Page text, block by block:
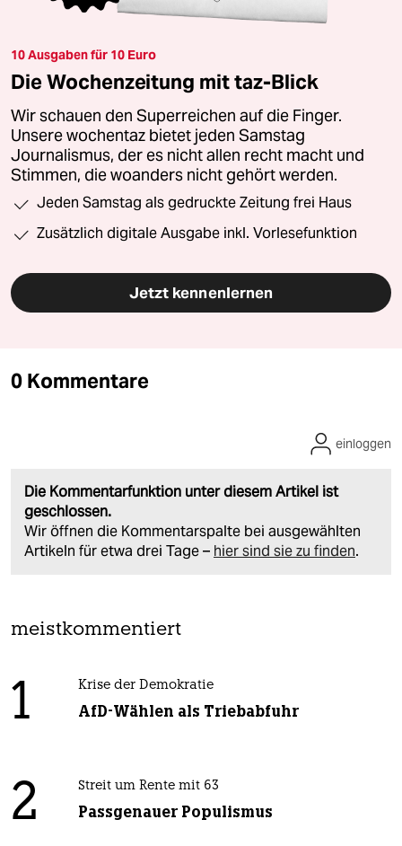
10 Ausgaben für 10 Euro
Die Wochenzeitung mit taz-Blick
Wir schauen den Superreichen auf die Finger.
Unsere wochentaz bietet jeden Samstag
Journalismus, der es nicht allen recht macht und
Stimmen, die woanders nicht gehört werden.
Jeden Samstag als gedruckte Zeitung frei Haus
Zusätzlich digitale Ausgabe inkl. Vorlesefunktion
Jetzt kennenlernen
0 Kommentare
Die Kommentarfunktion unter diesem Artikel ist
geschlossen.
Wir öffnen die Kommentarspalte bei ausgewählten
Artikeln für etwa drei Tage – hier sind sie zu finden.
einloggen
meistkommentiert
1 Krise der Demokratie
AfD-Wählen als Triebabfuhr
2 Streit um Rente mit 63
Passgenauer Populismus